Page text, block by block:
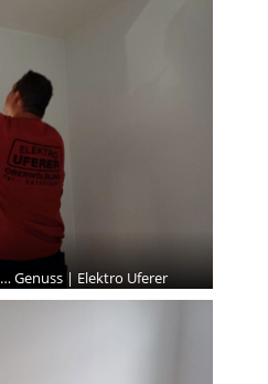
Genuss | Elektro Uferer